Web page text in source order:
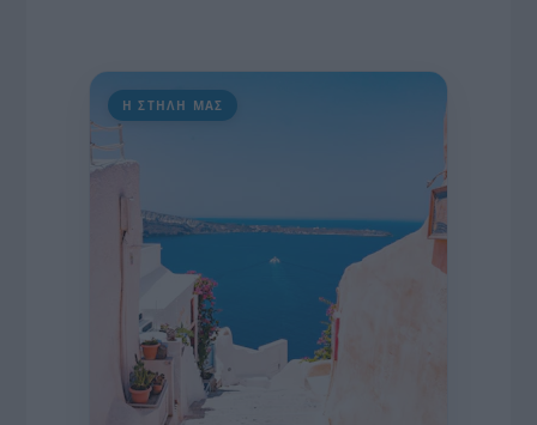
Η ΣΤΗΛΗ ΜΑΣ